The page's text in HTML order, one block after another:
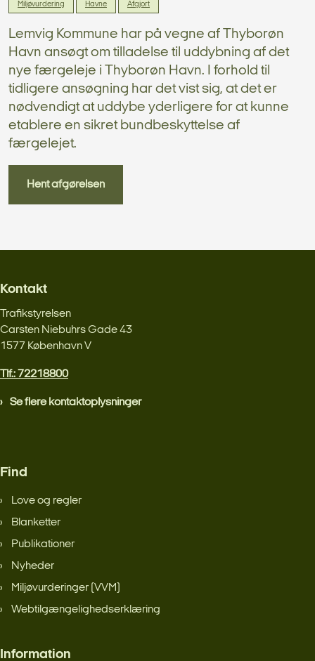
Miljøvurdering Havne Afgjort
Lemvig Kommune har på vegne af Thyborøn
Havn ansøgt om tilladelse til uddybning af det
nye færgeleje i Thyborøn Havn. I forhold til
tidligere ansøgning har det vist sig, at det er
nødvendigt at uddybe yderligere for at kunne
etablere en sikret bundbeskyttelse af
færgelejet.
Hent afgørelsen
Kontakt
Trafikstyrelsen
Carsten Niebuhrs Gade 43
1577 København V
Tlf.: 72218800
Se flere kontaktoplysninger
Find
Love og regler
Blanketter
Publikationer
Nyheder
Miljøvurderinger (VVM)
Webtilgængelighedserklæring
Information